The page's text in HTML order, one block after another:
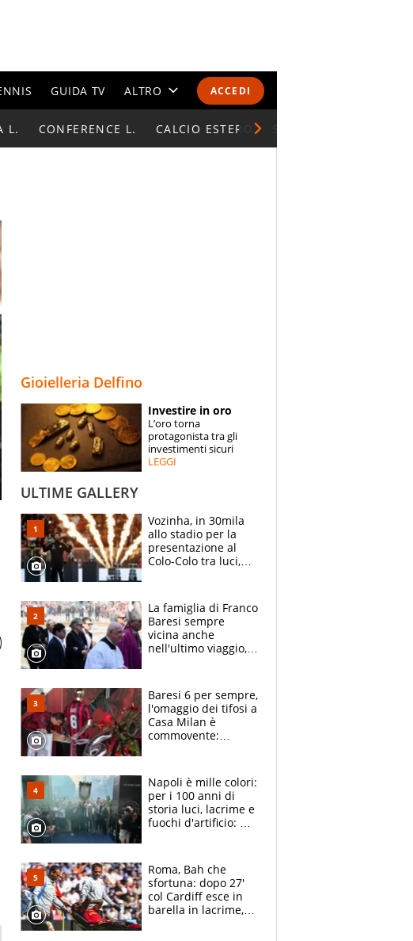
ACCEDI
GUIDA TV ALTRO
CALENDARI E CLASSIFICHE
ESPERTI
CONTATTI
L. CONFERENCE L. CALCIO ESTERO
Gioielleria Delfino
Investire in oro
L’oro torna
protagonista tra gli
investimenti sicuri
LEGGI
ULTIME GALLERY
Vozinha, in 30mila
allo stadio per la
presentazione al
Colo-Colo tra luci,
La famiglia di Franco
Baresi sempre
vicina anche
nell'ultimo viaggio,
circondati
dall'affetto dei tifosi
Baresi 6 per sempre,
l'omaggio dei tifosi a
Casa Milan è
commovente:
bigliettini
Napoli è mille colori:
per i 100 anni di
storia luci, lacrime e
fuochi d'artificio: De
Roma, Bah che
sfortuna: dopo 27'
col Cardiff esce in
barella in lacrime,